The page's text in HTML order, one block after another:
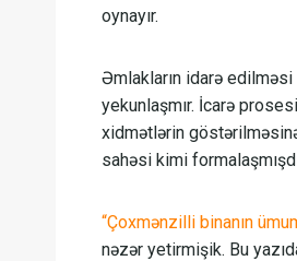
oynayır.
Əmlakların idarə
yekunlaşmır. İcarə
xidmətlərin
sahəsi kimi
“Çoxmənzilli binanın
nəzər yetirmişik. Bu